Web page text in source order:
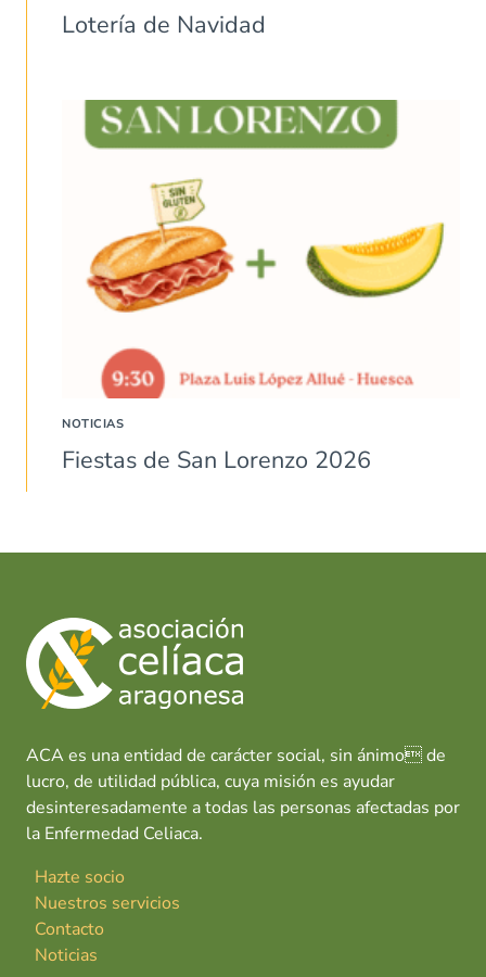
Lotería de Navidad
NOTICIAS
Fiestas de San Lorenzo 2026
ACA es una entidad de carácter social, sin ánimo de
lucro, de utilidad pública, cuya misión es ayudar
desinteresadamente a todas las personas afectadas por
la Enfermedad Celiaca.
Hazte socio
Nuestros servicios
Contacto
Noticias